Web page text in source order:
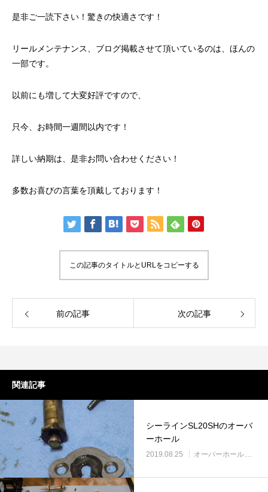
是非ご一読下さい！驚きの快適さです！
リールメンテナンス、ブログ掲載させて頂いているのは、ほんの
一部です。
以前にも増して大変好評ですので、
只今、お時間一週間以内です！
詳しい納期は、是非お問い合わせください！
多数お喜びの言葉を頂戴しております！
この記事のタイトルとURLをコピーする
前の記事 次の記事
関連記事
シーラインSL20SHのオーバ
ーホール
2019.08.25 オーバーホール実例